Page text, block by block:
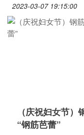
2023-03-07 19:15:00
（庆祝妇女节
“钢筋芭蕾”